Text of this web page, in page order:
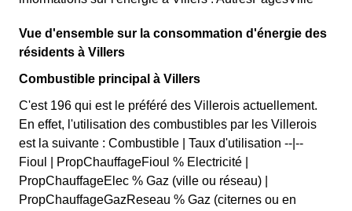
Vue d'ensemble sur la consommation d'énergie des
résidents à Villers
Combustible principal à Villers
C'est 196 qui est le préféré des Villerois actuellement.
En effet, l'utilisation des combustibles par les Villerois
est la suivante : Combustible | Taux d'utilisation --|--
Fioul | PropChauffageFioul % Electricité |
PropChauffageElec % Gaz (ville ou réseau) |
PropChauffageGazReseau % Gaz (citernes ou en